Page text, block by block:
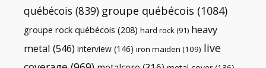
québécois (839) groupe québécois (1084)
groupe rock québécois (208) hard rock(91) heavy
metal (546) interview (146) iron maiden (109) live